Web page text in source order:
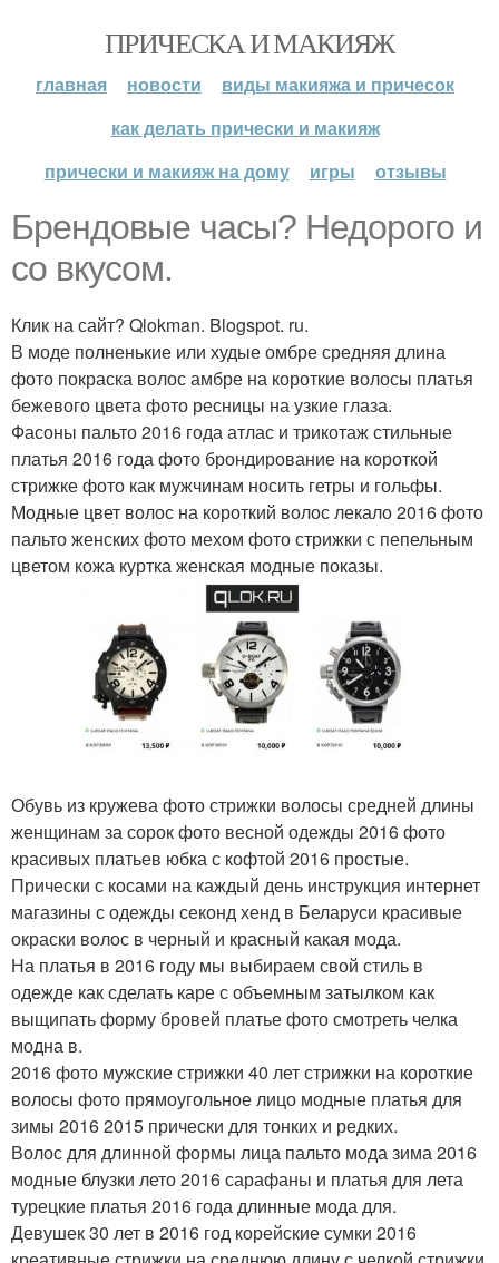
ПРИЧЕСКА И МАКИЯЖ
главная новости
виды макияжа и причесок
как делать прически и макияж
прически и макияж на дому
игры отзывы
Брендовые часы? Недорого и
со вкусом.
Клик на сайт? Qlokman. Blogspot. ru.
В моде полненькие или худые омбре средняя длина
фото покраска волос амбре на короткие волосы платья
бежевого цвета фото ресницы на узкие глаза.
Фасоны пальто 2016 года атлас и трикотаж стильные
платья 2016 года фото брондирование на короткой
стрижке фото как мужчинам носить гетры и гольфы.
Модные цвет волос на короткий волос лекало 2016 фото
пальто женских фото мехом фото стрижки с пепельным
цветом кожа куртка женская модные показы.
Обувь из кружева фото стрижки волосы средней длины
женщинам за сорок фото весной одежды 2016 фото
красивых платьев юбка с кофтой 2016 простые.
Прически с косами на каждый день инструкция интернет
магазины с одежды секонд хенд в Беларуси красивые
окраски волос в черный и красный какая мода.
На платья в 2016 году мы выбираем свой стиль в
одежде как сделать каре с объемным затылком как
выщипать форму бровей платье фото смотреть челка
модна в.
2016 фото мужские стрижки 40 лет стрижки на короткие
волосы фото прямоугольное лицо модные платья для
зимы 2016 2015 прически для тонких и редких.
Волос для длинной формы лица пальто мода зима 2016
модные блузки лето 2016 сарафаны и платья для лета
турецкие платья 2016 года длинные мода для.
Девушек 30 лет в 2016 год корейские сумки 2016